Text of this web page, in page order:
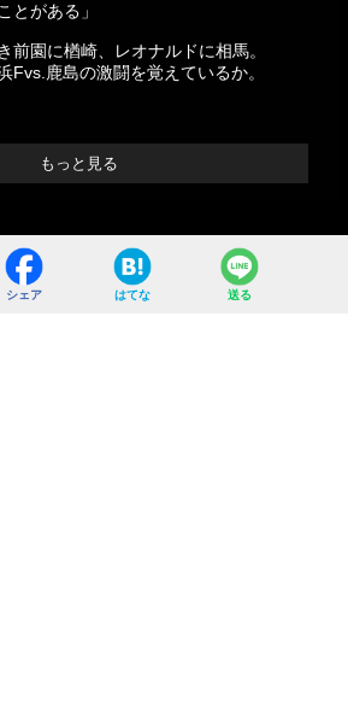
とがある」
前園に楢崎、レオナルドに相馬。
Fvs.鹿島の激闘を覚えているか。
もっと見る
シェア はてな 送る